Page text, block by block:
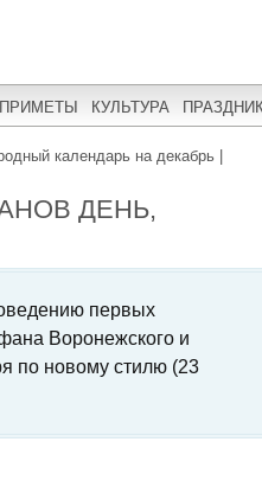
ПРИМЕТЫ КУЛЬТУРА
календарь на декабрь |
ДЕНЬ,
первых
Воронежского и
по новому стилю (23